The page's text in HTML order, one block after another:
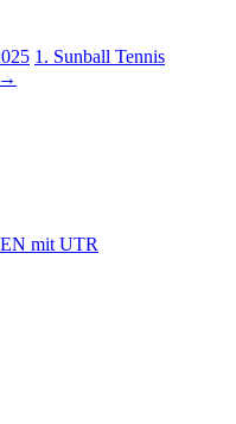
1. Sunball Tennis
→
mit UTR